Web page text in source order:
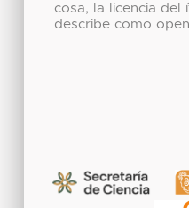
cosa, la licencia del
describe como